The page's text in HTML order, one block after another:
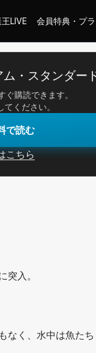
LIVE 会員特典・プ
・スタンダー
ぐ購読できます。
ください。
で読む
こちら
の相模
突入。
なく、水中は魚た